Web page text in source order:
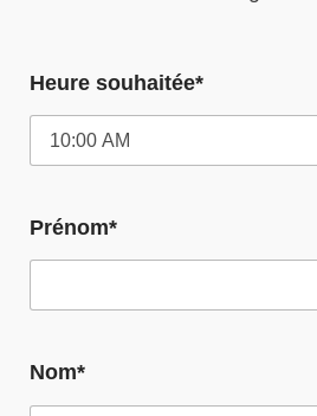
Heure souhaitée*
Prénom*
Nom*